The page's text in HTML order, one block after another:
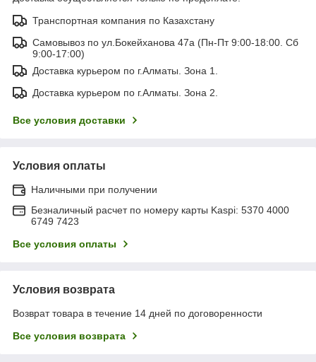
Транспортная компания по Казахстану
Самовывоз по ул.Бокейханова 47а (Пн-Пт 9:00-18:00. Сб
9:00-17:00)
Доставка курьером по г.Алматы. Зона 1.
Доставка курьером по г.Алматы. Зона 2.
Все условия доставки
Условия оплаты
Наличными при получении
Безналичный расчет по номеру карты Kaspi: 5370 4000
6749 7423
Все условия оплаты
Условия возврата
Возврат товара в течение 14 дней по договоренности
Все условия возврата